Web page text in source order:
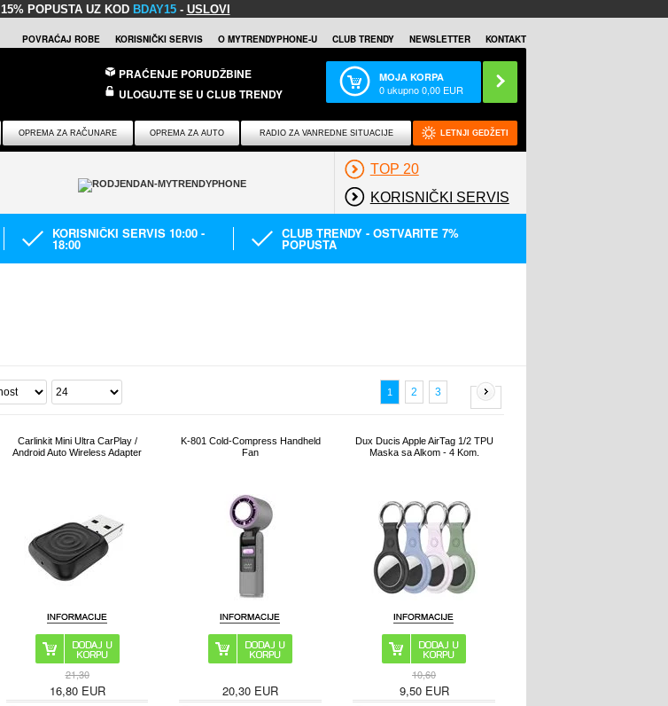
15% POPUSTA UZ KOD BDAY15 - USLOVI
POVRAĆAJ ROBE KORISNIČKI SERVIS O MYTRENDYPHONE-U CLUB TRENDY NEWSLETTER KONTAKT
PRAĆENJE PORUDŽBINE
ULOGUJTE SE U CLUB TRENDY
MOJA KORPA
0ukupno0,00 EUR
OPREMA ZA RAČUNARE OPREMA ZA AUTO RADIO ZA VANREDNE SITUACIJE LETNJI GEDŽETI
TOP 20
KORISNIČKI SERVIS
KORISNIČKI SERVIS 10:00 -
18:00
CLUB TRENDY - OSTVARITE 7%
POPUSTA
1 2 3
Carlinkit Mini Ultra CarPlay /
Android Auto Wireless Adapter
21,30
16,80EUR
K-801 Cold-Compress Handheld
Fan
20,30 EUR
Dux Ducis Apple AirTag 1/2 TPU
Maska sa Alkom - 4 Kom.
10,60
9,50EUR